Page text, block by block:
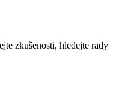
zkušenosti, hledejte rady